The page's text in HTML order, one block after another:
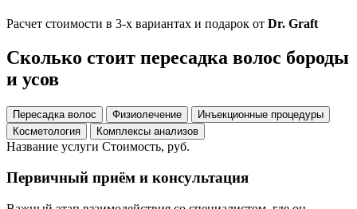
Расчет стоимости в 3-х вариантах и подарок от Dr. Graft
Сколько стоит пересадка волос бороды
и усов
Пересадка волос Физиолечение
Инъекционные процедуры
Косметология
Комплексы анализов
Название услуги Стоимость, руб.
Первичный приём и консультация